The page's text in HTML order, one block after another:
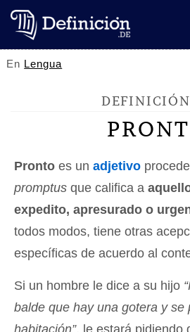
En Lengua
Pronto es un adjetivo
promptus que califica a
expedito, apresurado o
todos modos, tiene otras
específicas de acuerdo al
Si un hombre le dice a su hijo
balde que hay una gotera y se
habitación”, le estará pidiendo